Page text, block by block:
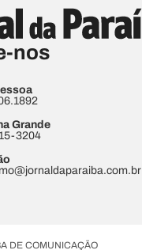
nos
Grande
3204
DE COMUNICAÇÃO